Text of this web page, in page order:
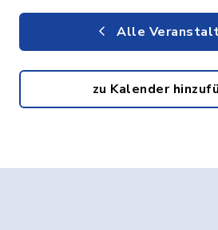
Alle
zu Kalender